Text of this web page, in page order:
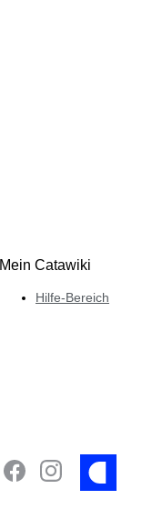
Mein Catawiki
Hilfe-Bereich